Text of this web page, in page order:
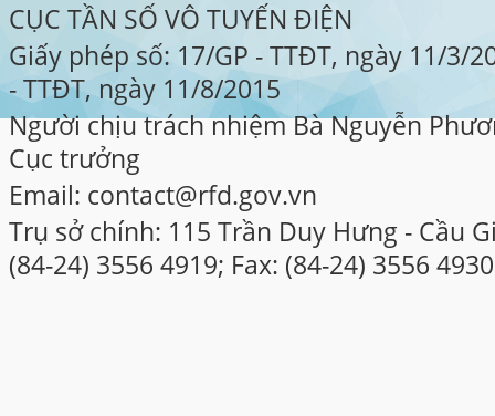
CỤC TẦN SỐ VÔ TUYẾN ĐIỆN
Giấy phép số: 17/GP - TTĐT, ngày 11/3/
- TTĐT, ngày 11/8/2015
Người chịu trách nhiệm Bà Nguyễn
Cục trưởng
Email: contact@rfd.gov.vn
Trụ sở chính: 115 Trần Duy Hưng - Cầu
(84-24) 3556 4919; Fax: (84-24) 3556 4930